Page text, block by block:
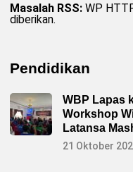
Masalah RSS: WP
diberikan.
Pendidikan
WBP Lapas
Workshop
Latansa
21 Oktober